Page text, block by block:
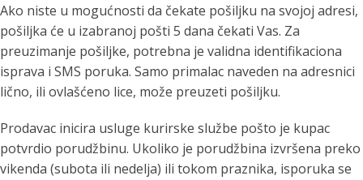
Ako niste u mogućnosti da čekate pošiljku na svojoj adresi,
pošiljka će u izabranoj pošti 5 dana čekati Vas. Za
preuzimanje pošiljke, potrebna je validna identifikaciona
isprava i SMS porukа. Samo primalac naveden na adresnici
lično, ili ovlašćeno lice, može preuzeti pošiljku.
Prodavac inicira usluge kurirske službe pošto je kupac
potvrdio porudžbinu. Ukoliko je porudžbina izvršena preko
vikenda (subota ili nedelja) ili tokom praznika, isporuka se